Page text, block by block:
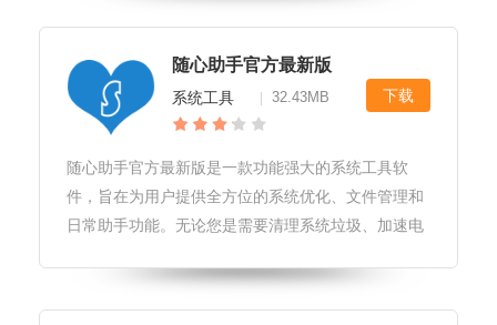
方便用户快速搭建文章框架。
随心助手官方最新版
系统工具 32.43MB 下载
随心助手官方最新版是一款功能强大的系统工具软
件，旨在为用户提供全方位的系统优化、文件管理和
日常助手功能。无论您是需要清理系统垃圾、加速电
都能满足您的需求。随心助手官方最新版软件特性1.
系统优化：能够深度扫描系统，清